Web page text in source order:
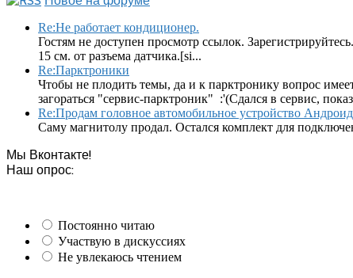
Re:Не работает кондиционер.
Гостям не доступен просмотр ссылок.
15 см. от разъема датчика.[si...
Re:Парктроники
Чтобы не плодить темы, да и к парктронику вопрос
загораться "сервис-парктроник" :'(Сдался в сервис,
Re:Продам головное автомобильное устройство
Саму магнитолу продал. Остался комплект для
Мы Вконтакте!
Наш опрос:
Постоянно читаю
Участвую в дискуссиях
Не увлекаюсь чтением